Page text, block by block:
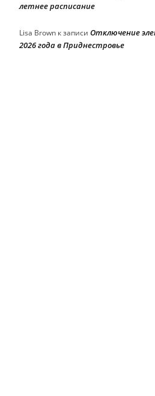
летнее расписание
Lisa Brown к записи Отключение
2026 года в Приднестровье